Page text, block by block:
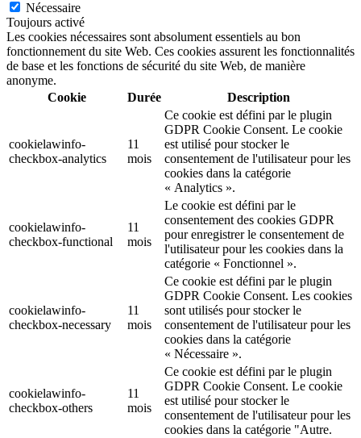
Nécessaire
Toujours activé
Les cookies nécessaires sont absolument essentiels au bon
fonctionnement du site Web. Ces cookies assurent les fonctionnalités
de base et les fonctions de sécurité du site Web, de manière
anonyme.
Cookie
Durée Description
cookielawinfo-
checkbox-analytics
11
mois
Ce cookie est défini par le plugin
GDPR Cookie Consent. Le cookie
est utilisé pour stocker le
consentement de l'utilisateur pour les
cookies dans la catégorie
« Analytics ».
cookielawinfo-
checkbox-functional
11
mois
Le cookie est défini par le
consentement des cookies GDPR
pour enregistrer le consentement de
l'utilisateur pour les cookies dans la
catégorie « Fonctionnel ».
cookielawinfo-
checkbox-necessary
11
mois
Ce cookie est défini par le plugin
GDPR Cookie Consent. Les cookies
sont utilisés pour stocker le
consentement de l'utilisateur pour les
cookies dans la catégorie
« Nécessaire ».
cookielawinfo-
checkbox-others
11
mois
Ce cookie est défini par le plugin
GDPR Cookie Consent. Le cookie
est utilisé pour stocker le
consentement de l'utilisateur pour les
cookies dans la catégorie "Autre.